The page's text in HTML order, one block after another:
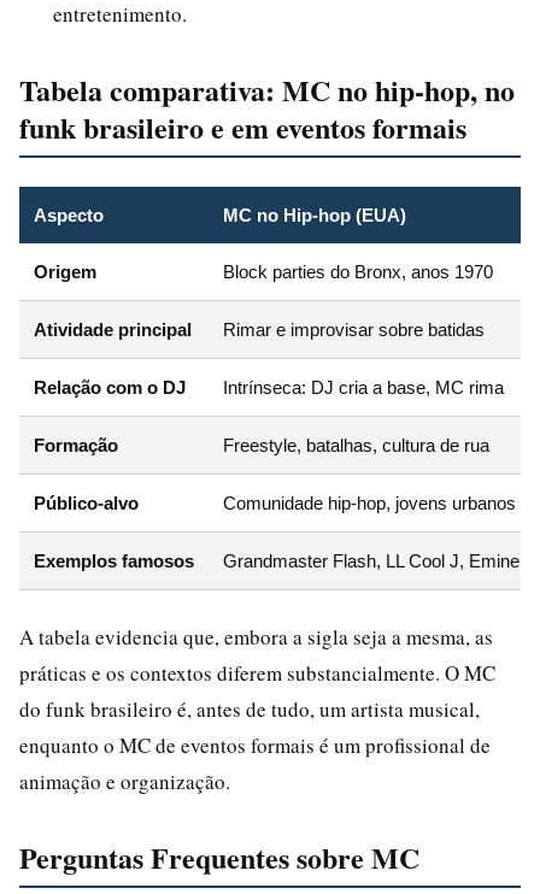
entretenimento.
Tabela comparativa: MC no hip-hop, no
funk brasileiro e em eventos formais
Aspecto MC no Hip-hop (EUA)
Origem Block parties do Bronx, anos 1970
Atividade principal Rimar e improvisar sobre batidas
Relação com o DJ Intrínseca: DJ cria a base, MC rima
Formação Freestyle, batalhas, cultura de rua
Público-alvo Comunidade hip-hop, jovens urbanos
Exemplos famosos Grandmaster Flash, LL Cool J, Eminem
A tabela evidencia que, embora a sigla seja a mesma, as
práticas e os contextos diferem substancialmente. O MC
do funk brasileiro é, antes de tudo, um artista musical,
enquanto o MC de eventos formais é um profissional de
animação e organização.
Perguntas Frequentes sobre MC